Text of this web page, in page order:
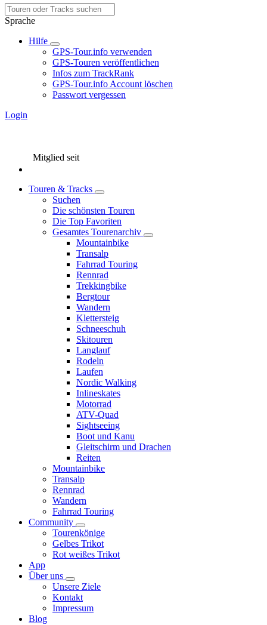
Sprache
Hilfe
GPS-Tour.info verwenden
GPS-Touren veröffentlichen
Infos zum TrackRank
GPS-Tour.info Account löschen
Passwort vergessen
Login
Mitglied seit
Touren & Tracks
Suchen
Die schönsten Touren
Die Top Favoriten
Gesamtes Tourenarchiv
Mountainbike
Transalp
Fahrrad Touring
Rennrad
Trekkingbike
Bergtour
Wandern
Klettersteig
Schneeschuh
Skitouren
Langlauf
Rodeln
Laufen
Nordic Walking
Inlineskates
Motorrad
ATV-Quad
Sightseeing
Boot und Kanu
Gleitschirm und Drachen
Reiten
Mountainbike
Transalp
Rennrad
Wandern
Fahrrad Touring
Community
Tourenkönige
Gelbes Trikot
Rot weißes Trikot
App
Über uns
Unsere Ziele
Kontakt
Impressum
Blog